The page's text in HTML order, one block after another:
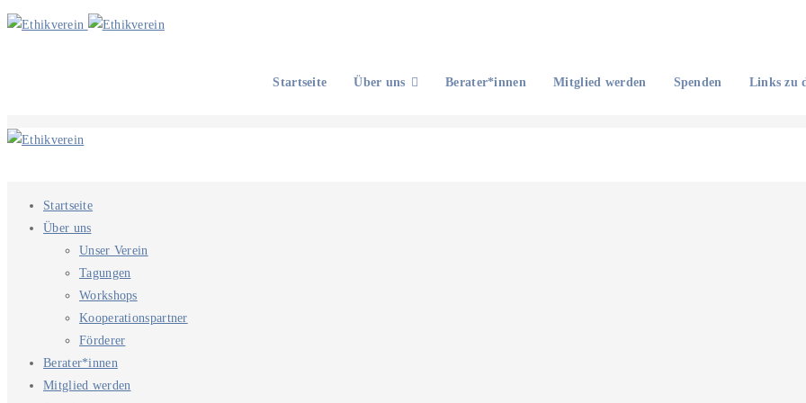
Startseite Über uns Berater*innen Mitglied werden Spenden Links zu
Startseite
Über uns
Unser Verein
Tagungen
Workshops
Kooperationspartner
Förderer
Berater*innen
Mitglied werden